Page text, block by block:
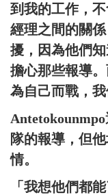
到我的工作，
經理之間的關
擾，因為他們
擔心那些報導
為自己而戰，我
隊的報導，但
情。
「我想他們都